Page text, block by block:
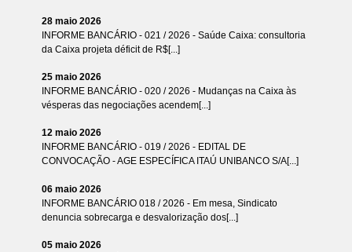
28 maio 2026
INFORME BANCÁRIO - 021 / 2026 - Saúde Caixa: consultoria
da Caixa projeta déficit de R$[...]
25 maio 2026
INFORME BANCÁRIO - 020 / 2026 - Mudanças na Caixa às
vésperas das negociações acendem[...]
12 maio 2026
INFORME BANCÁRIO - 019 / 2026 - EDITAL DE
CONVOCAÇÃO - AGE ESPECÍFICA ITAÚ UNIBANCO S/A[...]
06 maio 2026
INFORME BANCÁRIO 018 / 2026 - Em mesa, Sindicato
denuncia sobrecarga e desvalorização dos[...]
05 maio 2026